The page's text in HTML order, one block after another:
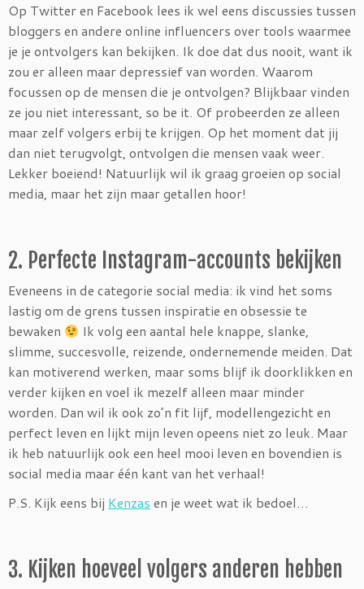
Op Twitter en Facebook lees ik wel eens discussies tussen
bloggers en andere online influencers over tools waarmee
je je ontvolgers kan bekijken. Ik doe dat dus nooit, want ik
zou er alleen maar depressief van worden. Waarom
focussen op de mensen die je ontvolgen? Blijkbaar vinden
ze jou niet interessant, so be it. Of probeerden ze alleen
maar zelf volgers erbij te krijgen. Op het moment dat jij
dan niet terugvolgt, ontvolgen die mensen vaak weer.
Lekker boeiend! Natuurlijk wil ik graag groeien op social
media, maar het zijn maar getallen hoor!
2. Perfecte Instagram-accounts bekijken
Eveneens in de categorie social media: ik vind het soms
lastig om de grens tussen inspiratie en obsessie te
bewaken
Ik volg een aantal hele knappe, slanke,
slimme, succesvolle, reizende, ondernemende meiden. Dat
kan motiverend werken, maar soms blijf ik doorklikken en
verder kijken en voel ik mezelf alleen maar minder
worden. Dan wil ik ook zo’n fit lijf, modellengezicht en
perfect leven en lijkt mijn leven opeens niet zo leuk. Maar
ik heb natuurlijk ook een heel mooi leven en bovendien is
social media maar één kant van het verhaal!
P.S. Kijk eens bij Kenzas en je weet wat ik bedoel…
3. Kijken hoeveel volgers anderen hebben